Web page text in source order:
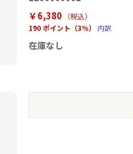
￥6,380
（税込）
190 ポイント（3％）
内訳
在庫なし